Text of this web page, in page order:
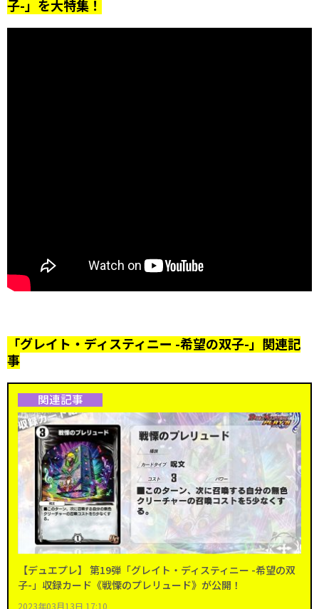
子-」を大特集！
「グレイト・ディスティニー -希望の双子-」関連記
事
関連記事
【デュエプレ】 第19弾「グレイト・ディスティニー -希望の双
子-」収録カード《戦慄のプレリュード》が公開！
2023年03月13日 17:10